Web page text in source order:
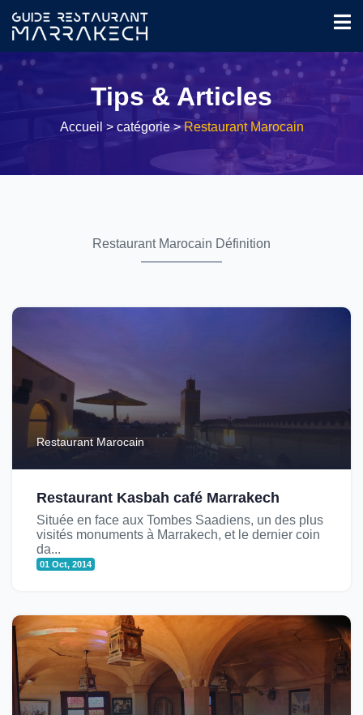
Tips & Articles
Accueil> catégorie >Restaurant Marocain
Restaurant Marocain Définition
Restaurant Marocain
Restaurant Kasbah café Marrakech
Située en face aux Tombes Saadiens, un des plus
visités monuments à Marrakech, et le dernier coin
da...
01 Oct, 2014